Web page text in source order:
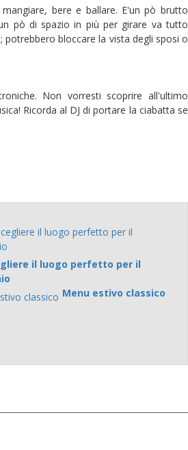
bere e ballare. E'un pò brutto
pò di spazio in più per girare va tutto
bloccare la vista degli sposi o
Non vorresti scoprire all'ultimo
Ricorda al DJ di portare la ciabatta se
il luogo perfetto per il
Menu estivo classico